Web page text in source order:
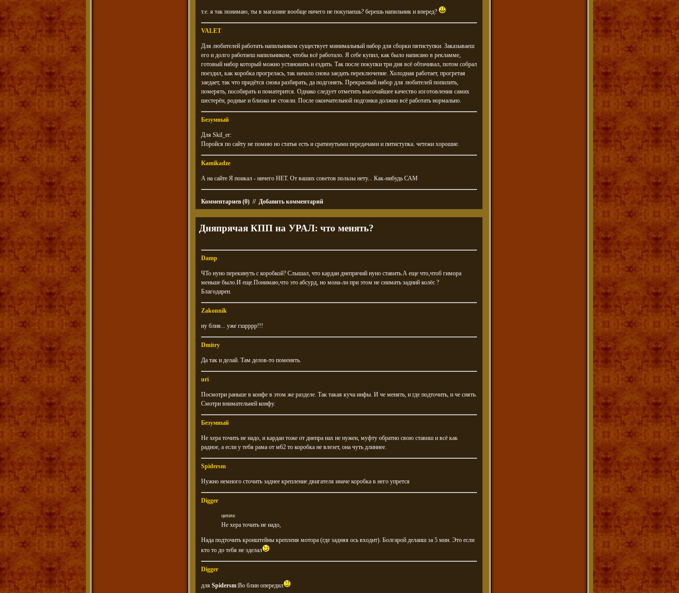
т.е. я так понимаю, ты в магазине вообще ничего не покупаешь? берешь напильник и вперед?
VALET
Для любителей работать напильником существует минимальный набор для сборки пятиступки. Заказываеш
его и долго работаеш напильником, чтобы всё работало. Я себе купил, как было написано в рекламме,
готовый набор который можно установить и ездить. Так после покупки три дня всё обтачивал, потом собрал
поездил, как коробка прогрелась, так начало снова заедать переключение. Холодная работает, прогретая
заедает, так что придётся снова разбирать, да подгонять. Прекрасный набор для любителей попилить,
померять, пособирать и поматерится. Однако следует отметить высочайшее качество изготовления самих
шестерён, родные и близко не стояли. После окончательной подгонки должно всё работать нормально.
Безумный
Для Skil_er:
Поройся по сайту не помню но статья есть и сратянутыми передачами и питиступка. четежи хорошие.
Kamikadze
А на сайте Я поикал - ничего НЕТ. От ваших советов пользы нету... Как-нибудь САМ
Комментариев (0) // Добавить комментарий
Дняпрячая КПП на УРАЛ: что менять?
Damp
ЧТо нуно перекинуть с коробкой? Слышал, что кардан днепрячий нуно ставить.А еще что,чтоб гимора
меньше было.И еще.Понимаю,что это абсурд, но мона-ли при этом не снимать задний колёс ?
Благодарен.
Zakonnik
ну блия... уже гшрррр!!!
Dmitry
Да так и делай. Там делов-то поменять.
uri
Посмотри раньше в конфе в этом же разделе. Так такая куча инфы. И че менять, и где подточить, и че снять.
Смотри внимательней конфу.
Безумный
Не хера точить не надо, и кардан тоже от днепра нах не нужен, муфту обратно свою ставиш и всё как
радное, а если у тебя рама от м62 то коробка не влезет, она чуть длиннее.
Spidersm
Нужно немного сточить заднее крепление двигателя иначе коробка в него упрется
Digger
цитата:
Не хера точить не надо,
Нада подточить кронштейны креплеия мотора (где задняя ось входит). Болгарой делаиш за 5 мин. Это если
кто то до тебя не зделал
Digger
для Spidersm:Во блин опередил